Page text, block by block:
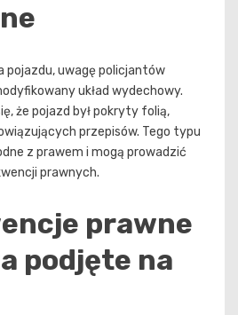
pojazdu, uwagę policjantów
układ wydechowy.
że pojazd był pokryty folią,
przepisów. Tego typu
z prawem i mogą prowadzić
prawnych.
prawne
podjęte na